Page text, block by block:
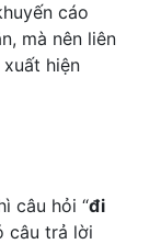
cáo
mà nên liên
hiện
câu hỏi “đi
câu trả lời